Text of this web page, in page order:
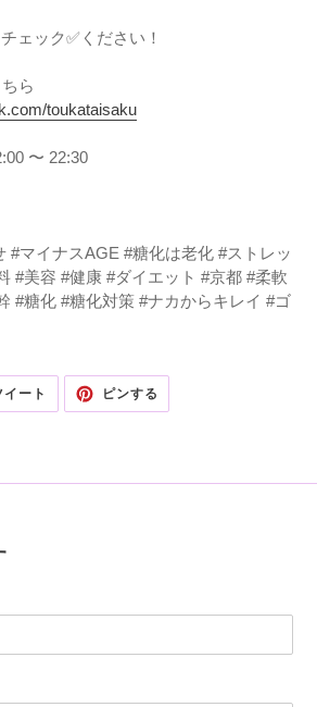
ェック✅ください！
ら
toukataisaku
〜 22:30
#マイナスAGE #糖化は老化 #ストレッ
#美容 #健康 #ダイエット #京都 #柔軟
#糖化 #糖化対策 #ナカからキレイ #ゴ
イート
TWITTER
投
ピンする
ピ